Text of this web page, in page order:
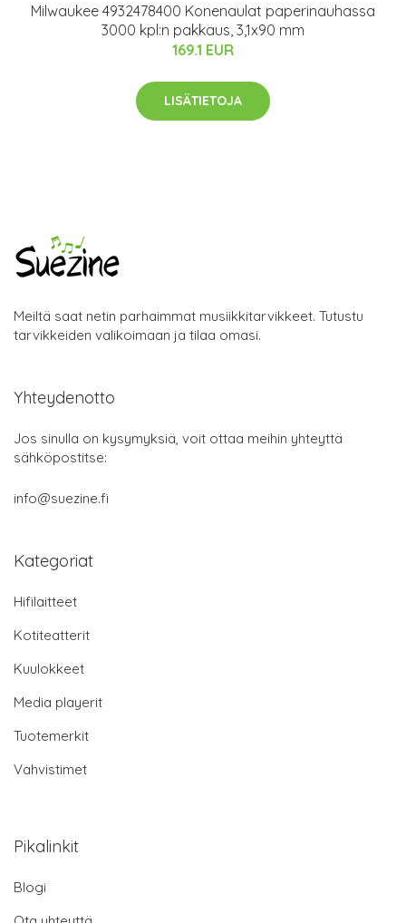
Milwaukee 4932478400 Konenaulat paperinauhassa
3000 kpl:n pakkaus, 3,1x90 mm
169.1 EUR
LISÄTIETOJA
Meiltä saat netin parhaimmat musiikkitarvikkeet. Tutustu
tarvikkeiden valikoimaan ja tilaa omasi.
Yhteydenotto
Jos sinulla on kysymyksiä, voit ottaa meihin yhteyttä
sähköpostitse:
info@suezine.fi
Kategoriat
Hifilaitteet
Kotiteatterit
Kuulokkeet
Media playerit
Tuotemerkit
Vahvistimet
Pikalinkit
Blogi